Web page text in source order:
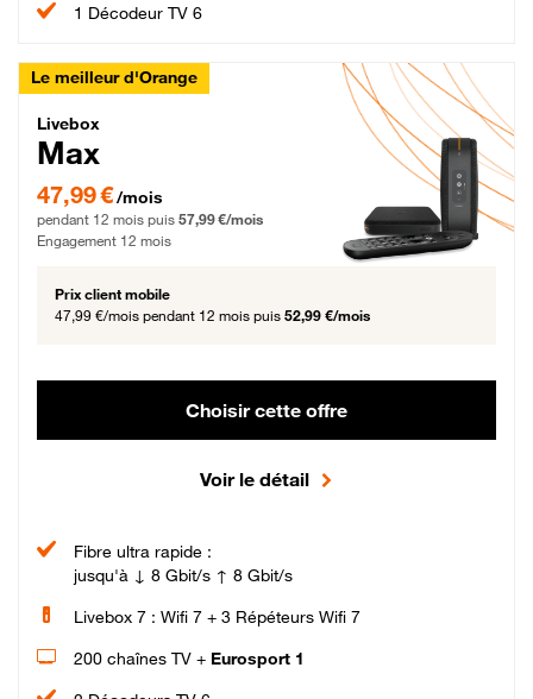
1 Décodeur TV 6
Le meilleur d'Orange
Livebox Max Fibre
Livebox
Max
47,99 € par mois pendant 12 mois puis 57,99 € par mois, Engagement 12 mois
47,99 €/mois
pendant 12 mois puis 57,99 €/mois
Engagement 12 mois
Prix client mobile
47,99 €/mois pendant 12 mois puis 52,99 €/mois
Choisir cette offre
Voir le détail
Fibre ultra rapide :
jusqu'à ↓ 8 Gbit/s ↑ 8 Gbit/s
Livebox 7 : Wifi 7 + 3 Répéteurs Wifi 7
200 chaînes TV + Eurosport 1